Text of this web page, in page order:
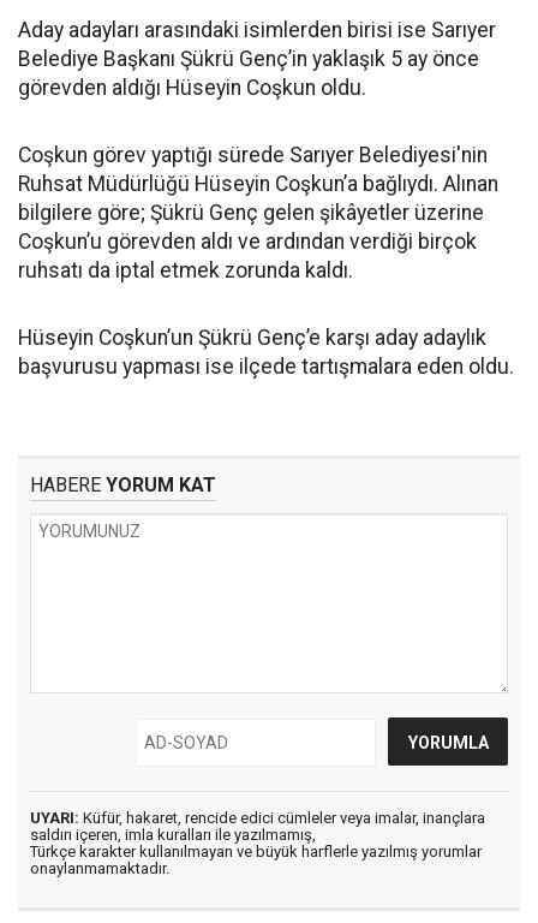
Aday adayları arasındaki isimlerden birisi ise Sarıyer
Belediye Başkanı Şükrü Genç’in yaklaşık 5 ay önce
görevden aldığı Hüseyin Coşkun oldu.
Coşkun görev yaptığı sürede Sarıyer Belediyesi'nin
Ruhsat Müdürlüğü Hüseyin Coşkun’a bağlıydı. Alınan
bilgilere göre; Şükrü Genç gelen şikâyetler üzerine
Coşkun’u görevden aldı ve ardından verdiği birçok
ruhsatı da iptal etmek zorunda kaldı.
Hüseyin Coşkun’un Şükrü Genç’e karşı aday adaylık
başvurusu yapması ise ilçede tartışmalara eden oldu.
HABERE YORUM KAT
UYARI: Küfür, hakaret, rencide edici cümleler veya imalar, inançlara
saldırı içeren, imla kuralları ile yazılmamış,
Türkçe karakter kullanılmayan ve büyük harflerle yazılmış yorumlar
onaylanmamaktadır.